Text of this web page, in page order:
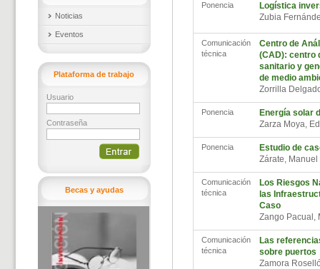
Noticias
Eventos
Plataforma de trabajo
Usuario
Contraseña
Becas y ayudas
Ponencia
Logística
Zubia
Comunicación
técnica
Centro de
(CAD): centro
sanitario y
de medio
Zorrilla
Ponencia
Energía solar
Zarza Moya,
Ponencia
Estudio de
Zárate,
Comunicación
técnica
Los Riesgos
las
Caso
Zango
Comunicación
técnica
Las
sobre puertos
Zamora